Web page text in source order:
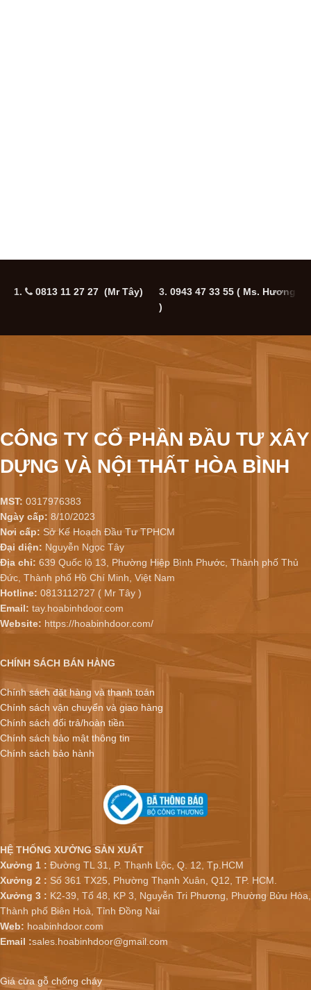
1. 0813 11 27 27 (Mr Tây) 3. 0943 47 33 55 ( Ms. Hương
)
CÔNG TY CỔ PHẦN ĐẦU TƯ XÂY
DỰNG VÀ NỘI THẤT HÒA BÌNH
MST: 0317976383
Ngày cấp: 8/10/2023
Nơi cấp: Sở Kế Hoạch Đầu Tư TPHCM
Đại diện: Nguyễn Ngọc Tây
Địa chỉ: 639 Quốc lộ 13, Phường Hiệp Bình Phước, Thành phố Thủ
Đức, Thành phố Hồ Chí Minh, Việt Nam
Hotline: 0813112727 ( Mr Tây )
Email: tay.hoabinhdoor.com
Website: https://hoabinhdoor.com/
CHÍNH SÁCH BÁN HÀNG
Chính sách đặt hàng và thanh toán
Chính sách vận chuyển và giao hàng
Chính sách đổi trả/hoàn tiền
Chính sách bảo mật thông tin
Chính sách bảo hành
HỆ THỐNG XƯỞNG SẢN XUẤT
Xưởng 1 : Đường TL 31, P. Thạnh Lộc, Q. 12, Tp.HCM
Xưởng 2 : Số 361 TX25, Phường Thạnh Xuân, Q12, TP. HCM.
Xưởng 3 : K2-39, Tổ 48, KP 3, Nguyễn Tri Phương, Phường Bửu Hòa,
Thành phố Biên Hoà, Tỉnh Đồng Nai
Web: hoabinhdoor.com
Email :sales.hoabinhdoor@gmail.com
Giá cửa gỗ chống cháy